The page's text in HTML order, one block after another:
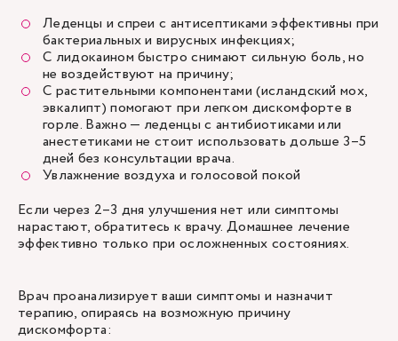
Леденцы и спреи с антисептиками эффективны при
бактериальных и вирусных инфекциях;
С лидокаином быстро снимают сильную боль, но
не воздействуют на причину;
С растительными компонентами (исландский мох,
эвкалипт) помогают при легком дискомфорте в
горле. Важно — леденцы с антибиотиками или
анестетиками не стоит использовать дольше 3–5
дней без консультации врача.
Увлажнение воздуха и голосовой покой
Если через 2–3 дня улучшения нет или симптомы
нарастают, обратитесь к врачу. Домашнее лечение
эффективно только при осложненных состояниях.
Врач проанализирует ваши симптомы и назначит
терапию, опираясь на возможную причину
дискомфорта: